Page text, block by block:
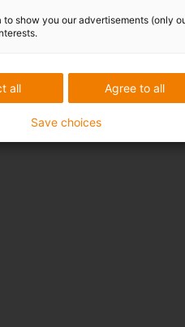
to show you our advertisements (only
Agree to all
all
Save choices